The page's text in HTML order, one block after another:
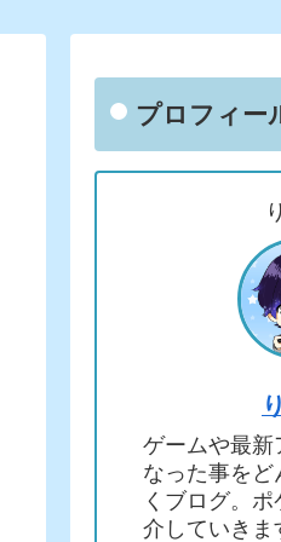
プロフィー
ゲームや最新
なった事をど
くブログ。
介していきま